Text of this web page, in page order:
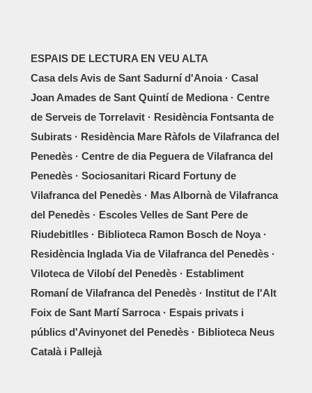
ESPAIS DE LECTURA EN VEU ALTA
Casa dels Avis de Sant Sadurní d'Anoia · Casal
Joan Amades de Sant Quintí de Mediona · Centre
de Serveis de Torrelavit · Residència Fontsanta de
Subirats · Residència Mare Ràfols de Vilafranca del
Penedès · Centre de dia Peguera de Vilafranca del
Penedès · Sociosanitari Ricard Fortuny de
Vilafranca del Penedès · Mas Albornà de Vilafranca
del Penedès · Escoles Velles de Sant Pere de
Riudebitlles · Biblioteca Ramon Bosch de Noya ·
Residència Inglada Via de Vilafranca del Penedès ·
Viloteca de Vilobí del Penedès · Establiment
Romaní de Vilafranca del Penedès · Institut de l'Alt
Foix de Sant Martí Sarroca · Espais privats i
públics d'Avinyonet del Penedès · Biblioteca Neus
Català i Pallejà